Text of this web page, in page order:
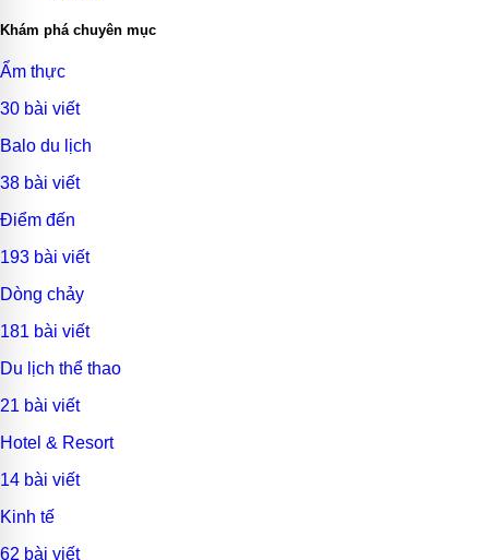
Khám phá chuyên mục
Ẩm thực
30 bài viết
Balo du lịch
38 bài viết
Điểm đến
193 bài viết
Dòng chảy
181 bài viết
Du lịch thể thao
21 bài viết
Hotel & Resort
14 bài viết
Kinh tế
62 bài viết